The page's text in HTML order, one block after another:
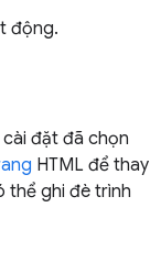
động.
đặt đã chọn
HTML để thay
thể ghi đè trình